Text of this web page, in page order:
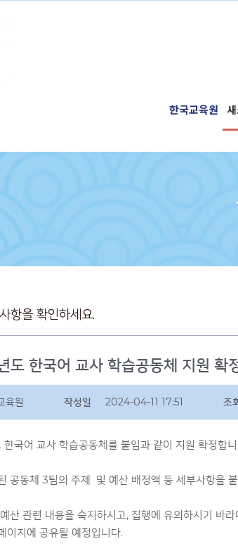
한국교육원
항을 확인하세요.
한국어 교사 학습공동체 지원 확
육원 작성일 2024-04-11 17:51 조
국어 교사 학습공동체를 붙임과 같이 지원 확정합
공동체 3팀의 주제 및 예산 배정액 등 세부사항을
산 관련 내용을 숙지하시고, 집행에 유의하시기 바
이지에 공유될 예정입니다.